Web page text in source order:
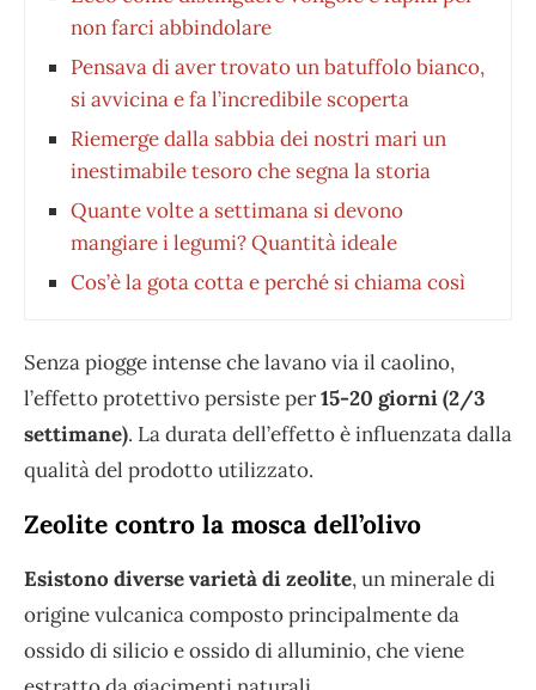
non farci abbindolare
Pensava di aver trovato un batuffolo bianco,
si avvicina e fa l’incredibile scoperta
Riemerge dalla sabbia dei nostri mari un
inestimabile tesoro che segna la storia
Quante volte a settimana si devono
mangiare i legumi? Quantità ideale
Cos’è la gota cotta e perché si chiama così
Senza piogge intense che lavano via il caolino,
l’effetto protettivo persiste per15-20 giorni (2/3
settimane). La durata dell’effetto è influenzata dalla
qualità del prodotto utilizzato.
Zeolite contro la mosca dell’olivo
Esistono diverse varietà di zeolite, un minerale di
origine vulcanica composto principalmente da
ossido di silicio e ossido di alluminio, che viene